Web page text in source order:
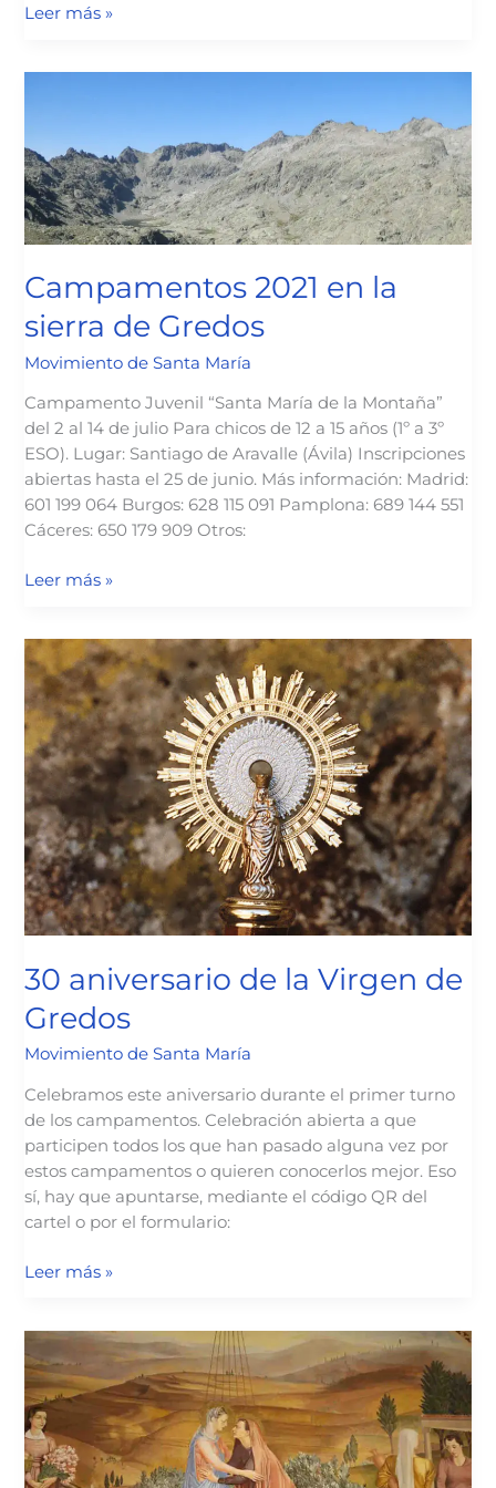
Vigilia
Leer más »
Campamentos 2021 en la
sierra de Gredos
Movimiento de Santa María
Campamento Juvenil “Santa María de la Montaña”
del 2 al 14 de julio Para chicos de 12 a 15 años (1º a 3º
ESO). Lugar: Santiago de Aravalle (Ávila) Inscripciones
abiertas hasta el 25 de junio. Más información: Madrid:
601 199 064 Burgos: 628 115 091 Pamplona: 689 144 551
Cáceres: 650 179 909 Otros:
Campamentos
la
sierra
de
Gredos
Leer más »
30 aniversario de la Virgen de
Gredos
Movimiento de Santa María
Celebramos este aniversario durante el primer turno
de los campamentos. Celebración abierta a que
participen todos los que han pasado alguna vez por
estos campamentos o quieren conocerlos mejor. Eso
sí, hay que apuntarse, mediante el código QR del
cartel o por el formulario:
30
Virgen
de
Gredos
Leer más »